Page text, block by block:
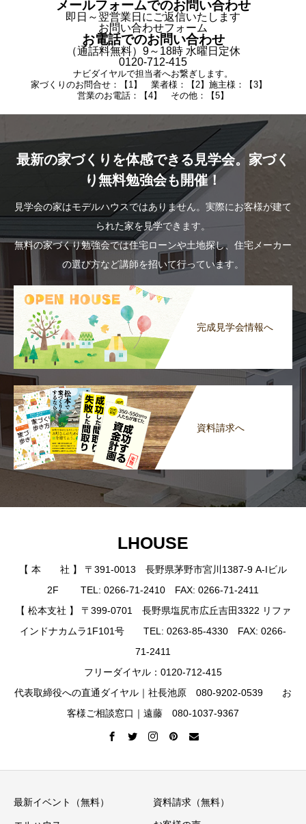
メールフォームでのお問い合わせ
即日～翌営業日にご返信いたします
お問い合わせフォーム
お電話でのお問い合わせ
（通話料無料）9～18時 水曜日定休
0120-712-415
ナビダイヤルで担当者へお繋ぎします。
家づくりのお問合せ：【1】 業者様：【2】施主様：【3】
営業のお電話：【4】 その他：【5】
最新の家づくりを体感できる見学会。家づく
り無料勉強会も開催！
見学会の家はモデルハウスではありません。実際にお客様が建て
られた家を見学できます。
無料の家づくり勉強会では住宅ローンや土地探し、住宅メーカー
の選び方など講師を招いて行っています。
完成見学会情報へ
資料請求へ
LHOUSE
【 本 社 】 〒391-0013 長野県茅野市宮川1387-9 A-Iビル
2F TEL: 0266-71-2410 FAX: 0266-71-2411
【 松本支社 】 〒399-0701 長野県塩尻市広丘吉田3322 リファ
インドナカムラ1F101号 TEL: 0263-85-4330 FAX: 0266-
71-2411
フリーダイヤル：0120-712-415
代表取締役への直通ダイヤル｜社長池原 080-9202-0539 お
客様ご相談窓口｜遠藤 080-1037-9367
最新イベント（無料） 資料請求（無料）